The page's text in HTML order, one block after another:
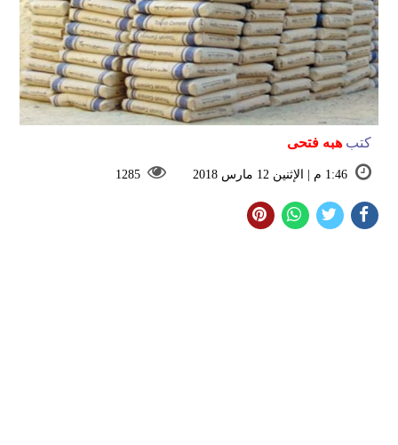
كتب هبه فتحى
1:46 م | الإثنين 12 مارس 2018 1285